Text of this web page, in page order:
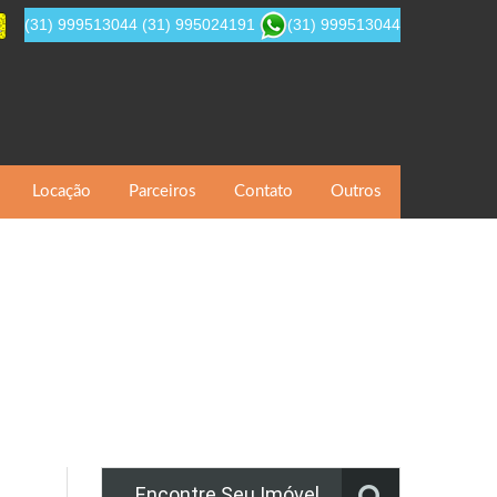
(31) 999513044 (31) 995024191 (31) 999513044
Locação Parceiros Contato Outros